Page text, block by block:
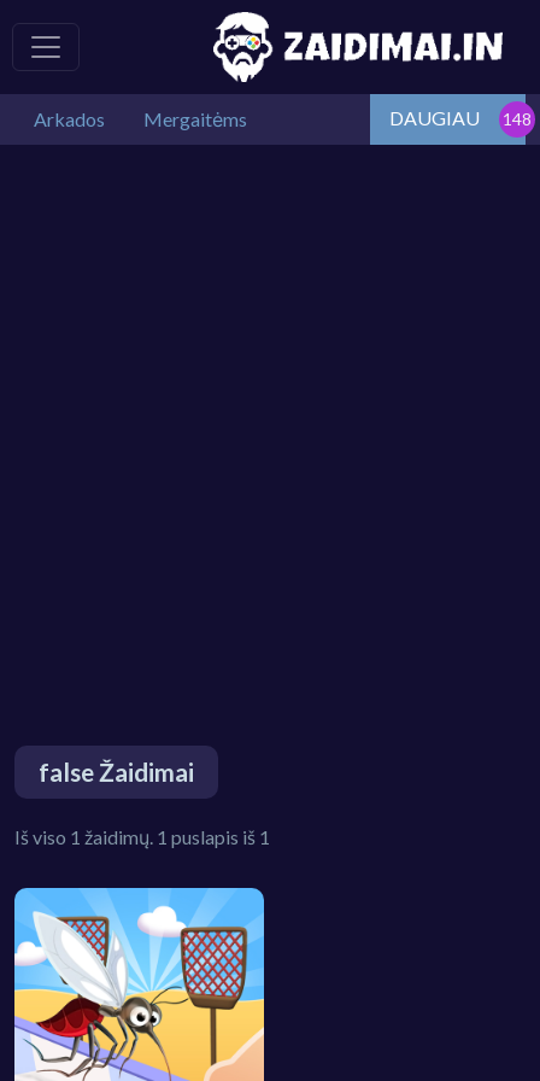
Arkados Mergaitėms DAUGIAU
false Žaidimai
Iš viso 1 žaidimų. 1 puslapis iš 1